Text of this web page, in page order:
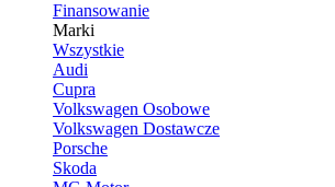
Finansowanie
Marki
Wszystkie
Audi
Cupra
Volkswagen Osobowe
Volkswagen Dostawcze
Porsche
Skoda